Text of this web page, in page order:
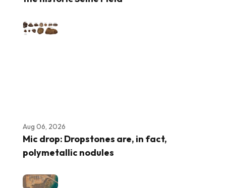
Aug 06, 2026
Mic drop: Dropstones are, in fact,
polymetallic nodules